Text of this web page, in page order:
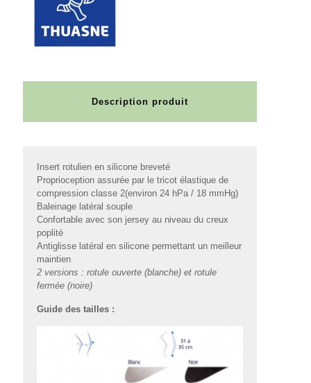
Description produit
Insert rotulien en silicone breveté
Proprioception assurée par le tricot élastique de
compression classe 2(environ 24 hPa / 18 mmHg)
Baleinage latéral souple
Confortable avec son jersey au niveau du creux
poplité
Antiglisse latéral en silicone permettant un meilleur
maintien
2 versions : rotule ouverte (blanche) et rotule
fermée (noire)
Guide des tailles :